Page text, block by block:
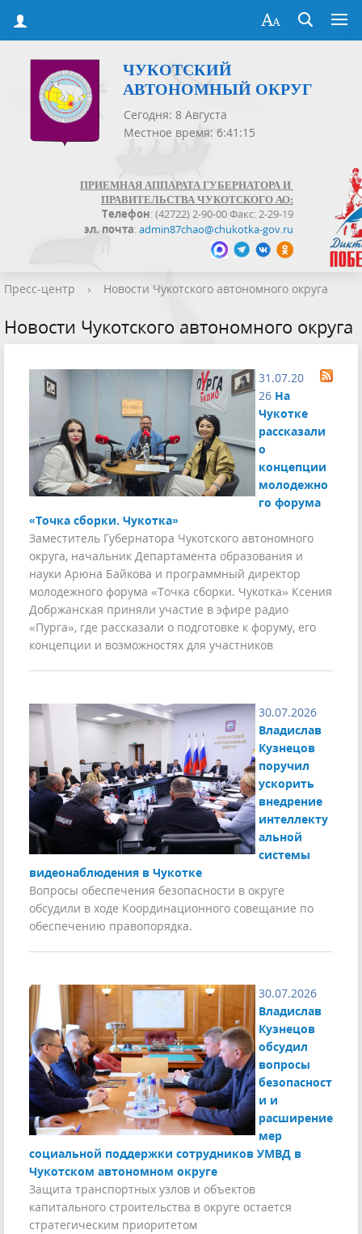
ЧУКОТСКИЙ
АВТОНОМНЫЙ ОКРУГ
Сегодня: 8 Августа
Местное время: 6:41:15
ПРИЕМНАЯ АППАРАТА ГУБЕРНАТОРА И
ПРАВИТЕЛЬСТВА ЧУКОТСКОГО АО:
Телефон: (42722) 2-90-00 Факс: 2-29-19
эл. почта:admin87chao@chukotka-gov.ru
Пресс-центр › Новости Чукотского автономного округа
Новости Чукотского автономного округа
31.07.20
26 На
Чукотке
рассказали
о
концепции
молодежно
го форума
«Точка сборки. Чукотка»
Заместитель Губернатора Чукотского автономного
округа, начальник Департамента образования и
науки Арюна Байкова и программный директор
молодежного форума «Точка сборки. Чукотка» Ксения
Добржанская приняли участие в эфире радио
«Пурга», где рассказали о подготовке к форуму, его
концепции и возможностях для участников
30.07.2026
Владислав
Кузнецов
поручил
ускорить
внедрение
интеллекту
альной
системы
видеонаблюдения в Чукотке
Вопросы обеспечения безопасности в округе
обсудили в ходе Координационного совещание по
обеспечению правопорядка.
30.07.2026
Владислав
Кузнецов
обсудил
вопросы
безопасност
и и
расширение
мер
социальной поддержки сотрудников УМВД в
Чукотском автономном округе
Защита транспортных узлов и объектов
капитального строительства в округе остается
стратегическим приоритетом